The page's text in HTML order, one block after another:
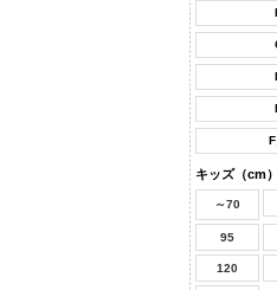
キッズ（cm）
～70
95
120